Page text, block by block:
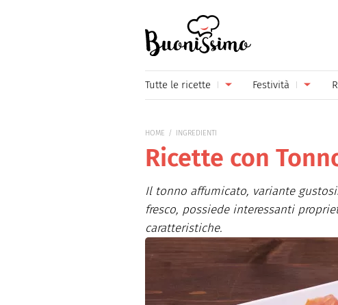
Tutte le ricette
Primi piatti Pane
Piatti unici
Contorni
Festività
Carnevale
Festa della
Halloween
HOME INGREDIENTI
Ricette con
Il tonno affumicato, variante
fresco, possiede interessanti
caratteristiche.